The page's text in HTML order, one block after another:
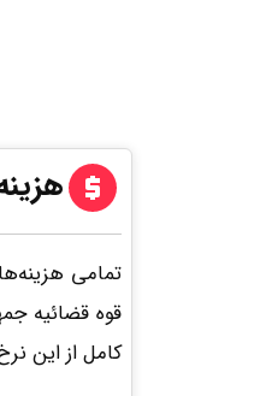
تمامی
قوه قضائیه
کامل از این